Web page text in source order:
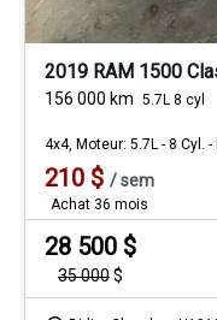
2019 RAM 1500
156 000 km 5.7L 8 cyl
4x4, Moteur: 5.7L - 8 Cyl.
210 $ /sem
Achat 36 mois
28 500 $
35 000$